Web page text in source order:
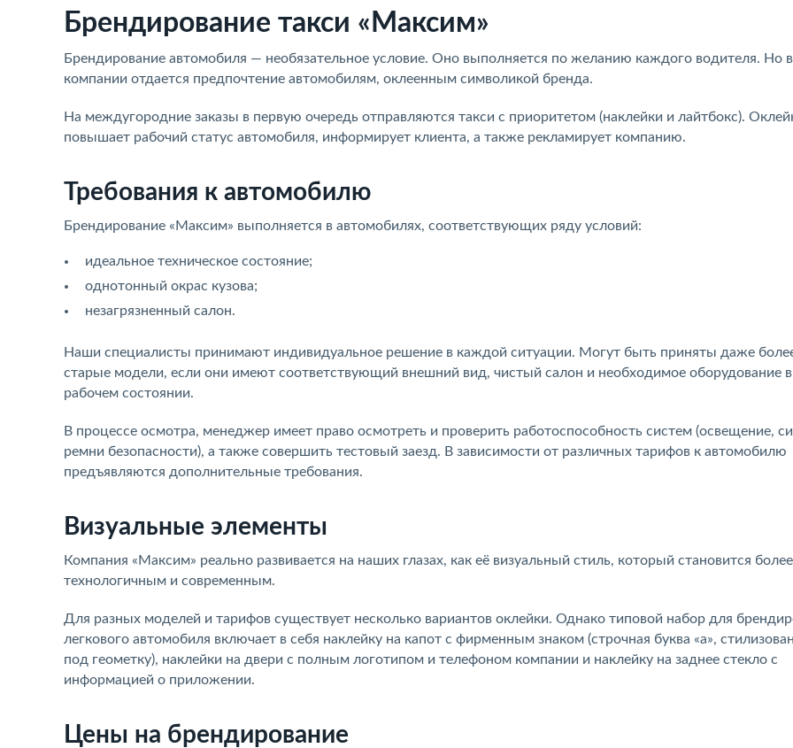
Брендирование такси «Максим»
Брендирование автомобиля — необязательное условие. Оно выполняется по желанию каждого водителя. Но в
компании отдается предпочтение автомобилям, оклеенным символикой бренда.
На междугородние заказы в первую очередь отправляются такси с приоритетом (наклейки и лайтбокс).
повышает рабочий статус автомобиля, информирует клиента, а также рекламирует компанию.
Требования к автомобилю
Брендирование «Максим» выполняется в автомобилях, соответствующих ряду условий:
идеальное техническое состояние;
однотонный окрас кузова;
незагрязненный салон.
Наши специалисты принимают индивидуальное решение в каждой ситуации. Могут быть приняты даже
старые модели, если они имеют соответствующий внешний вид, чистый салон и необходимое оборудование в
рабочем состоянии.
В процессе осмотра, менеджер имеет право осмотреть и проверить работоспособность систем (освещение,
ремни безопасности), а также совершить тестовый заезд. В зависимости от различных тарифов к автомобилю
предъявляются дополнительные требования.
Визуальные элементы
Компания «Максим» реально развивается на наших глазах, как её визуальный стиль, который становится более
технологичным и современным.
Для разных моделей и тарифов существует несколько вариантов оклейки. Однако типовой набор для
легкового автомобиля включает в себя наклейку на капот с фирменным знаком (строчная буква «а»,
под геометку), наклейки на двери с полным логотипом и телефоном компании и наклейку на заднее стекло с
информацией о приложении.
Цены на брендирование